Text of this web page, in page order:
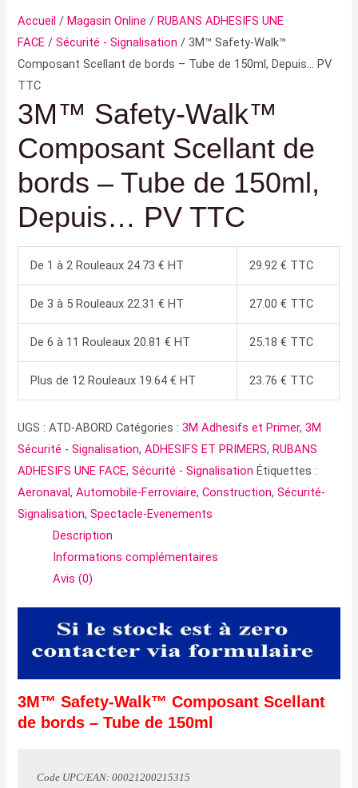
Accueil /Magasin Online /RUBANS ADHESIFS UNE
FACE /Sécurité - Signalisation / 3M™ Safety-Walk™
Composant Scellant de bords – Tube de 150ml, Depuis… PV
TTC
3M™ Safety-Walk™
Composant Scellant de
bords – Tube de 150ml,
Depuis… PV TTC
De 1 à 2 Rouleaux 24.73 € HT 29.92 € TTC
De 3 à 5 Rouleaux 22.31 € HT 27.00 € TTC
De 6 à 11 Rouleaux 20.81 € HT 25.18 € TTC
Plus de 12 Rouleaux 19.64 € HT 23.76 € TTC
UGS :ATD-ABORD Catégories :3M Adhesifs et Primer,3M
Sécurité - Signalisation,ADHESIFS ET PRIMERS, RUBANS
ADHESIFS UNE FACE,Sécurité - Signalisation Étiquettes :
Aeronaval,Automobile-Ferroviaire,Construction,Sécurité-
Signalisation,Spectacle-Evenements
Description
Informations complémentaires
Avis (0)
3M™ Safety-Walk™ Composant Scellant
de bords – Tube de 150ml
Code UPC/EAN: 00021200215315